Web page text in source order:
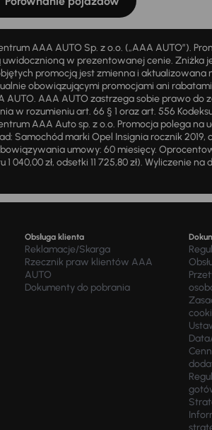
AAA AUTO Sp. z o.o. („AAA AUTO”).
w prezentowanej cenie. Zniżka
promocją jest zmienna i
obowiązującymi promocjami ani
AAA AUTO zastrzega sobie prawo
w rozumieniu art. 66 § 1 oraz art. 556
AAA Auto sp. z o.o. Promocja polega na
Samochód marki Opel Insignia rocznik 2019,
umowy: 60 miesięcy.
040,00 zł, odsetki 11 725,80 zł). Wyliczenie
Obsługa klienta
Reklamacje/Skarga
Rzecznik praw klientów AAA
AUTO
Dokumenty do pobrania